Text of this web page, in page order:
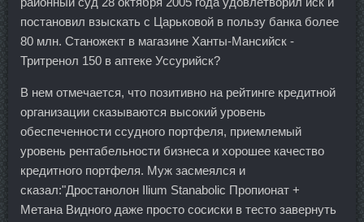
постановил взыскать с Царьковой в пользу банка более
80 млн. Станожект в магазине Ханты-Мансийск -
Тритренол 150 в аптеке Уссурийск?
В нем отмечается, что позитивно на рейтинге кредитной
организации сказываются высокий уровень
обеспеченности ссудного портфеля, приемлемый
уровень рентабельности бизнеса и хорошее качество
кредитного портфеля. Муж засмеялся и
сказал:"Дростанолон Ilium Stanabolic Пропионат +
Метана Видного даже просто сосиски в тесто завернуть